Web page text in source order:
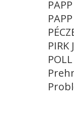
PIRK